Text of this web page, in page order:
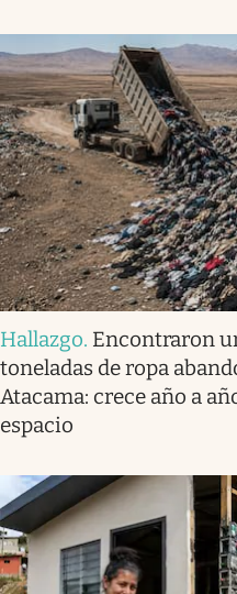
Hallazgo. Encontraron
toneladas de ropa
Atacama: crece año a
espacio